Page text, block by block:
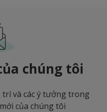
chúng tôi
và các ý tưởng trong
của chúng tôi